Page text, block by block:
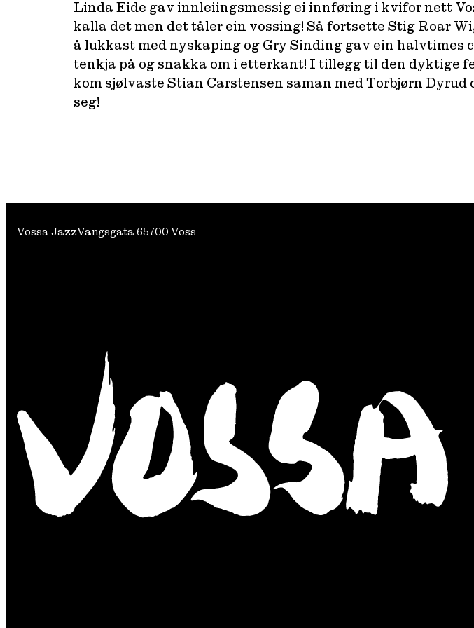
Linda Eide gav innleiingsmessig ei innføring i kvifor nett
kalla det men det tåler ein vossing! Så fortsette Stig Roar
å lukkast med nyskaping og Gry Sinding gav ein halvtimes
tenkja på og snakka om i etterkant! I tillegg til den dyktige
kom sjølvaste Stian Carstensen saman med Torbjørn
seg!
Vossa JazzVangsgata 65700 Voss